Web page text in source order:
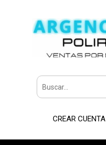
CREAR CUENTA